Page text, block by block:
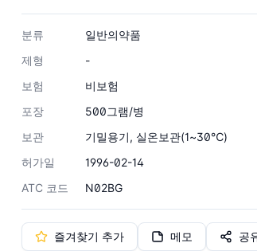
분류
일반의약품
제형
-
보험
비보험
포장
500그램/병
보관
기밀용기, 실온보관(1~30℃)
허가일
1996-02-14
ATC 코드
N02BG
즐겨찾기 추가 메모 공